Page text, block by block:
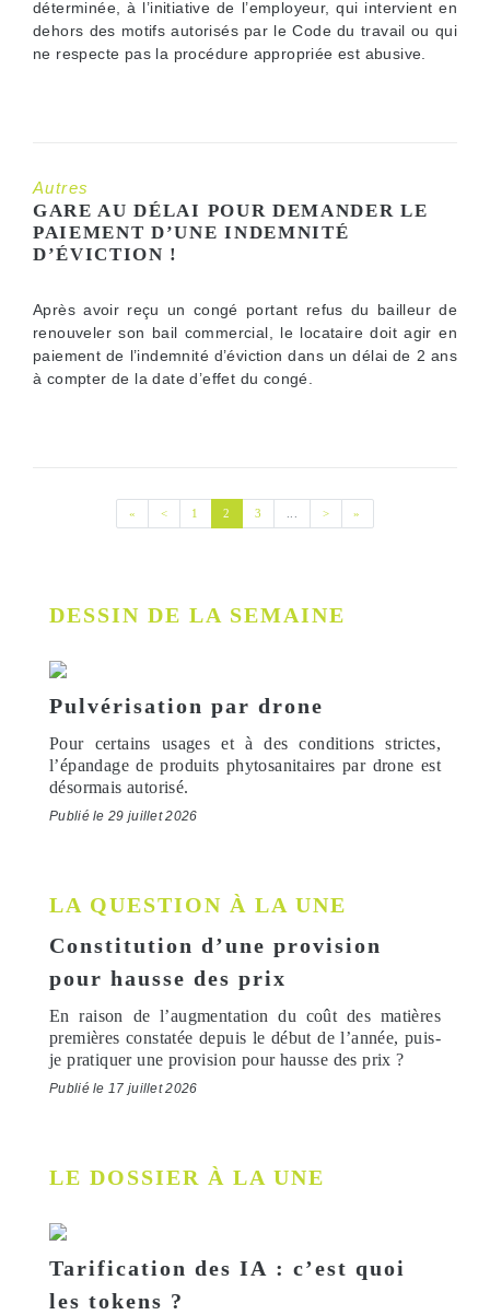
déterminée, à l’initiative de l’employeur, qui intervient en
dehors des motifs autorisés par le Code du travail ou qui
ne respecte pas la procédure appropriée est abusive.
Autres
GARE AU DÉLAI POUR DEMANDER LE
PAIEMENT D’UNE INDEMNITÉ
D’ÉVICTION !
Après avoir reçu un congé portant refus du bailleur de
renouveler son bail commercial, le locataire doit agir en
paiement de l’indemnité d’éviction dans un délai de 2 ans
à compter de la date d’effet du congé.
« Première page
<Page précédente
1 2 (current)
3 >Page suivante
»
DESSIN DE LA SEMAINE
Pulvérisation par drone
Pour certains usages et à des conditions strictes,
l’épandage de produits phytosanitaires par drone est
désormais autorisé.
Publié le 29 juillet 2026
LA QUESTION À LA UNE
Constitution d’une provision
pour hausse des prix
En raison de l’augmentation du coût des matières
premières constatée depuis le début de l’année, puis-
je pratiquer une provision pour hausse des prix ?
Publié le 17 juillet 2026
LE DOSSIER À LA UNE
Tarification des IA : c’est quoi
les tokens ?